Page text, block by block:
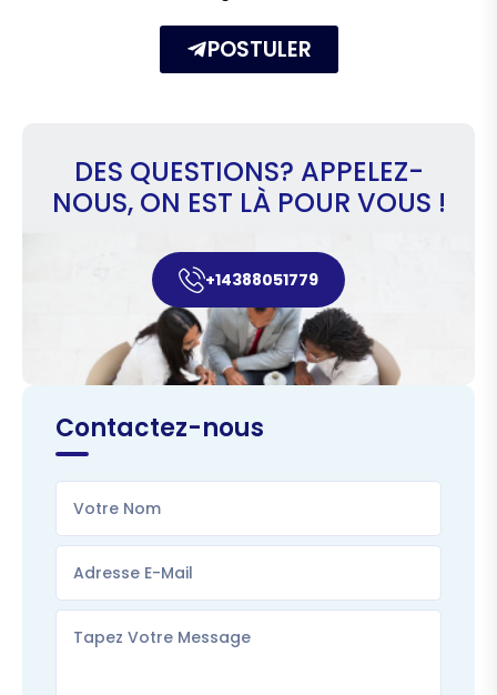
POSTULER
DES QUESTIONS? APPELEZ-
NOUS, ON EST LÀ POUR VOUS !
+14388051779
Contactez-nous